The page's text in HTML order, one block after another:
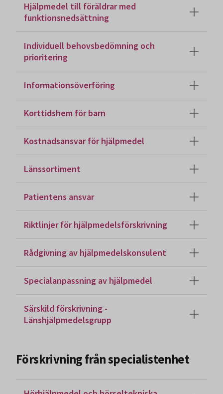
Hjälpmedel till föräldrar med
funktionsnedsättning
Individuell behovsbedömning och
prioritering
Informationsöverföring
Korttidshem för barn
Kostnadsansvar för hjälpmedel
Länssortiment
Patientens ansvar
Riktlinjer för hjälpmedelsförskrivning
Rådgivning av hjälpmedelskonsulent
Specialanpassning av hjälpmedel
Särskild förskrivning -
Länshjälpmedelsgrupp
Förskrivning från specialistenhet